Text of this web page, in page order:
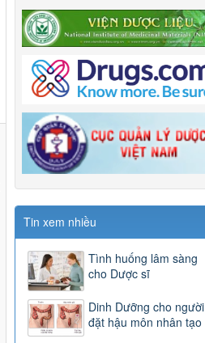
Tin xem nhiều
Tình huống lâm sàng
cho Dược sĩ
Dinh Dưỡng cho người
đặt hậu môn nhân tạo